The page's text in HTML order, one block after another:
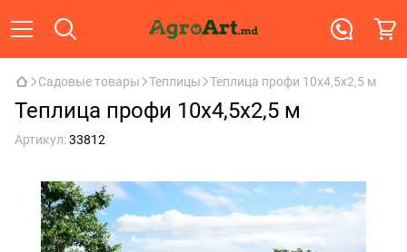
Садовые товары Теплицы Теплица профи 10x4,5x2,5 м
Теплица профи 10x4,5x2,5 м
Артикул:33812